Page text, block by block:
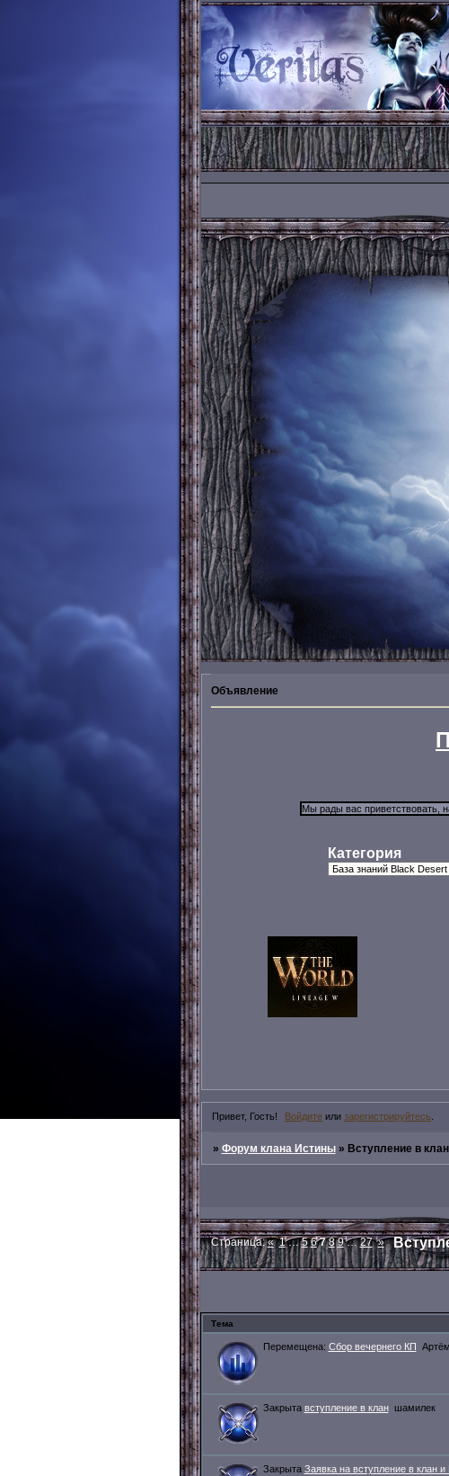
Объявление
Категория
Привет, Гость! Войдите или зарегистрируйтесь
» Форум клана Истины » Вступление в клан
Страница:« 1 … 5 6 7 8 9 … 27 »
Тема
Перемещена: Сбор вечернего КП Артём
Закрыта вступление в клан шамилек
Закрыта Заявка на вступление в клан и